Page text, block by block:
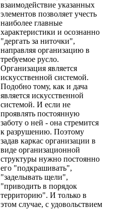
взаимодействие указанных
элементов позволяет учесть
наиболее главные
характеристики и осознанно
"дергать за ниточки",
направляя организацию в
требуемое русло.
Организация является
искусственной системой.
Подобно тому, как и дача
является искусственной
системой. И если не
проявлять постоянную
заботу о ней - она стремится
к разрушению. Поэтому
задав каркас организации в
виде организационной
структуры нужно постоянно
его "подкрашивать",
"заделывать щели",
"приводить в порядок
территорию". И только в
этом случае, с удовольствием